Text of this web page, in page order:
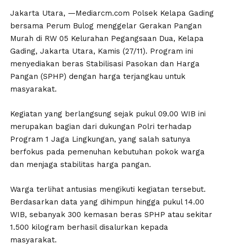
Jakarta Utara, —Mediarcm.com Polsek Kelapa Gading
bersama Perum Bulog menggelar Gerakan Pangan
Murah di RW 05 Kelurahan Pegangsaan Dua, Kelapa
Gading, Jakarta Utara, Kamis (27/11). Program ini
menyediakan beras Stabilisasi Pasokan dan Harga
Pangan (SPHP) dengan harga terjangkau untuk
masyarakat.
Kegiatan yang berlangsung sejak pukul 09.00 WIB ini
merupakan bagian dari dukungan Polri terhadap
Program 1 Jaga Lingkungan, yang salah satunya
berfokus pada pemenuhan kebutuhan pokok warga
dan menjaga stabilitas harga pangan.
Warga terlihat antusias mengikuti kegiatan tersebut.
Berdasarkan data yang dihimpun hingga pukul 14.00
WIB, sebanyak 300 kemasan beras SPHP atau sekitar
1.500 kilogram berhasil disalurkan kepada
masyarakat.